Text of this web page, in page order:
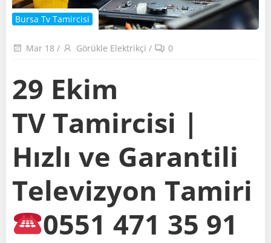
Bursa Tv Tamircisi
Mar 18 / Görükle Elektrikçi / 0
29 Ekim
TV Tamircisi |
Hızlı ve Garantili
Televizyon Tamiri
0551 471 35 91